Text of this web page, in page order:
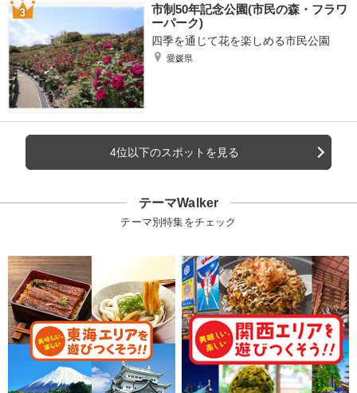
市制50年記念公園(市民の森・フラワ
ーパーク)
四季を通じて花を楽しめる市民公園
愛媛県
4位以下のスポットを見る
テーマWalker
テーマ別特集をチェック